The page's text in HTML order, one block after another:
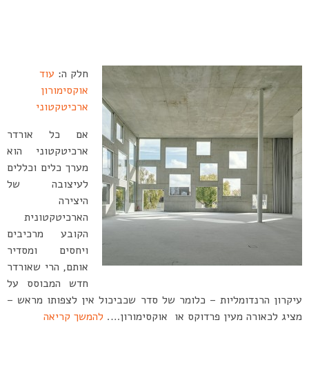
חלק ה: עוד
אוקסימורון
ארכיטקטוני
אם כל אורדר
ארכיטקטוני הוא
מערך כלים וכללים
לעיצובה של
היצירה
הארכיטקטונית
הקובע מרכיבים
ויחסים ומסדיר
אותם, הרי שאורדר
חדש המבוסס על
עיקרון הרנדומליות – כלומר של סדר שכביכול אין לצפותו מראש –
מציג לכאורה מעין פרדוקס או אוקסימורון…. להמשך קריאה